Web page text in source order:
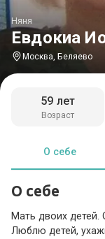
Евдокиа
Няня
Москва, Беляево
Возраст
59 лет
О себе
О себе
Мать двоих детей.
Люблю детей,